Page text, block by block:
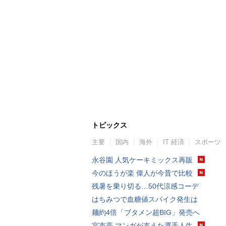
トピックス
主要 国内 海外 IT 経済 スポーツ
永谷園 人気ケーキミックス再販
今のほうが楽 偉人が今昔で比較
残暑を乗り切る…50代涼感コーデ
はちみつで血糖値スパイク発生は
麺約4倍「ブタメン超BIG」発売へ